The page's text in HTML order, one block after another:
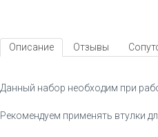
Описание Отзывы
Данный набор необходим при
Рекомендуем применять втулки